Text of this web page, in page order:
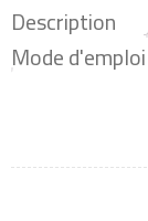
Description
Mode d'emploi